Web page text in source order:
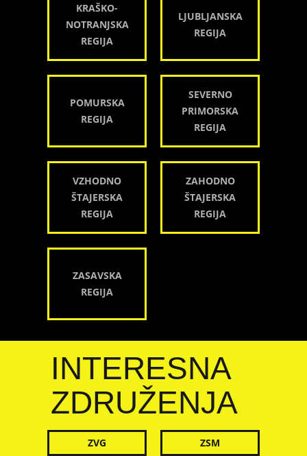
KRAŠKO-
NOTRANJSKA
REGIJA
LJUBLJANSKA
REGIJA
POMURSKA
REGIJA
SEVERNO
PRIMORSKA
REGIJA
VZHODNO
ŠTAJERSKA
REGIJA
ZAHODNO
ŠTAJERSKA
REGIJA
ZASAVSKA
REGIJA
INTERESNA
ZDRUŽENJA
ZVG ZSM